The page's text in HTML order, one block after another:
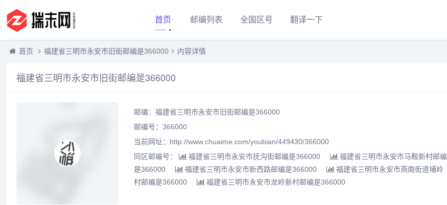
首页 邮编列表 全国区号 翻译一下
首页 福建省三明市永安市旧街邮编是366000 内容详情
福建省三明市永安市旧街邮编是366000
邮编：福建省三明市永安市旧街邮编是366000
邮编号：366000
当前网址：http://www.chuaime.com/youbian/449430/366000
同区邮编号：
福建省三明市永安市抚沟街邮编是366000
福建省三明市永安市马鞍新村邮编
是366000
福建省三明市永安市新西路邮编是366000
福建省三明市永安市燕南街道埔岭
村邮编是366000
福建省三明市永安市龙岭新村邮编是366000